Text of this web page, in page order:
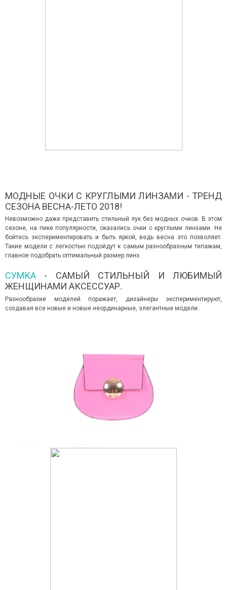
МОДНЫЕ ОЧКИ С КРУГЛЫМИ ЛИНЗАМИ - ТРЕНД
СЕЗОНА ВЕСНА-ЛЕТО 2018!
Невозможно даже представить стильный лук без модных очков. В этом
сезоне, на пике популярности, оказались очки с круглыми линзами. Не
бойтесь экспериментировать и быть яркой, ведь весна это позволяет.
Такие модели с легкостью подойдут к самым разнообразным типажам,
главное подобрать оптимальный размер линз.
СУМКА - САМЫЙ СТИЛЬНЫЙ И ЛЮБИМЫЙ
ЖЕНЩИНАМИ АКСЕССУАР.
Разнообразие моделей поражает, дизайнеры экспериментируют,
создавая все новые и новые неординарные, элегантные модели.